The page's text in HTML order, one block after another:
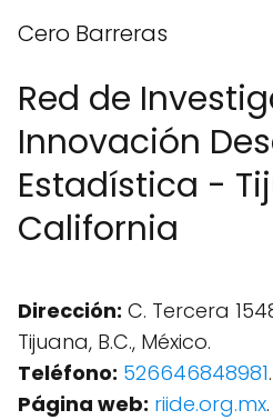
Cero Barreras
Red de
Innovación
Estadística -
California
Dirección: C. Tercera
Tijuana, B.C., México.
Teléfono: 526646848981.
Página web: riide.org.mx.